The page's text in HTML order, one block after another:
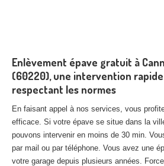
Enlèvement épave gratuit à
(60220), une intervention
respectant les normes
En faisant appel à nos services, vous
efficace. Si votre épave se situe dans la
pouvons intervenir en moins de 30 min.
par mail ou par téléphone. Vous avez une
votre garage depuis plusieurs années.